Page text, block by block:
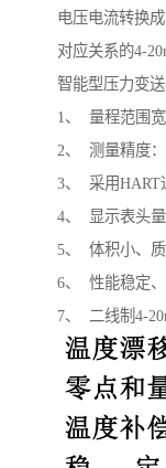
电压电流转换
对应关系的4-
智能型压力变送
1、 量程范围宽
2、 测量精度
3、 采用HART
4、 显示表头
5、 体积小、
6、 性能稳定
7、 二线制4-